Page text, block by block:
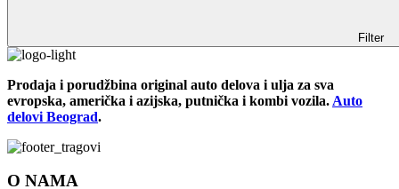
Filter
Prodaja i porudžbina original auto delova i ulja za sva
evropska, američka i azijska, putnička i kombi vozila. Auto
delovi Beograd.
O NAMA